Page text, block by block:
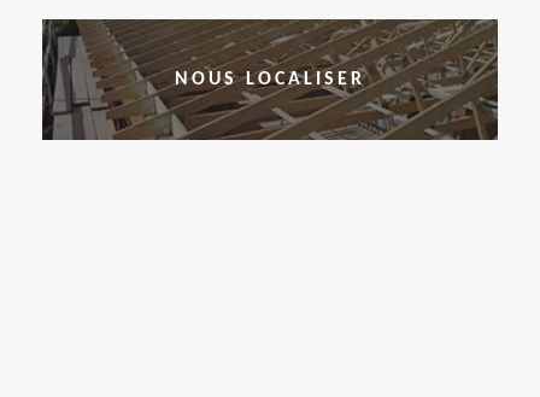
NOUS LOCALISER